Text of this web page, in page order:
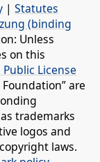
| Statutes
(binding
Unless
on this
Public License
are
trademarks
logos and
laws.